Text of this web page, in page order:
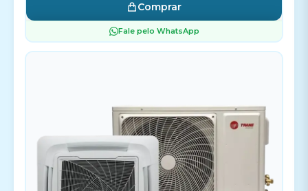
Comprar
Fale pelo WhatsApp